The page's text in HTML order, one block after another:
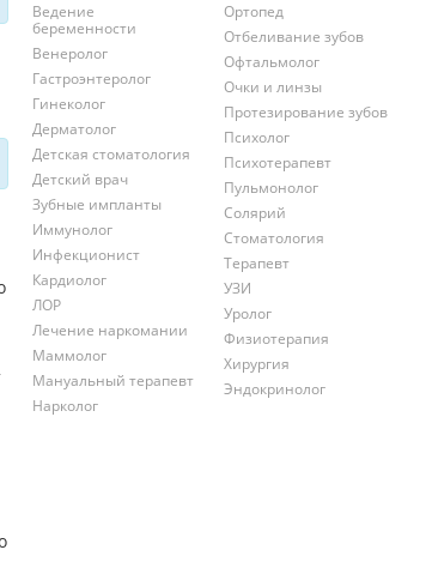
Ведение
беременности
Венеролог
Гастроэнтеролог
Гинеколог
Дерматолог
Детская стоматология
Детский врач
Зубные импланты
Иммунолог
Инфекционист
Кардиолог
ЛОР
Лечение наркомании
Маммолог
Мануальный терапевт
Нарколог
Ортопед
Отбеливание зубов
Офтальмолог
Очки и линзы
Протезирование зубов
Психолог
Психотерапевт
Пульмонолог
Солярий
Стоматология
Терапевт
УЗИ
Уролог
Физиотерапия
Хирургия
Эндокринолог